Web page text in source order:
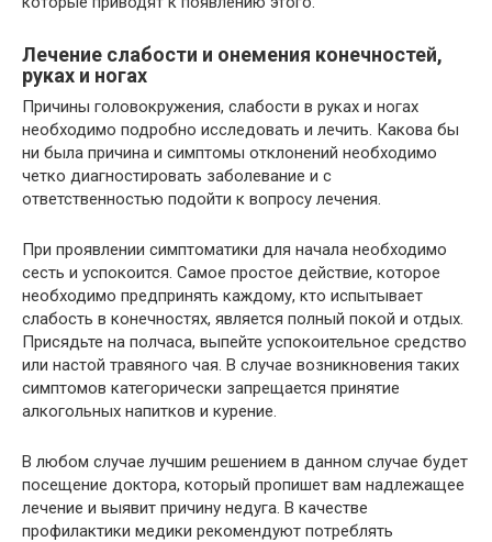
Лечение слабости и онемения конечностей,
руках и ногах
Причины головокружения, слабости в руках и ногах
необходимо подробно исследовать и лечить. Какова бы
ни была причина и симптомы отклонений необходимо
четко диагностировать заболевание и с
ответственностью подойти к вопросу лечения.
При проявлении симптоматики для начала необходимо
сесть и успокоится. Самое простое действие, которое
необходимо предпринять каждому, кто испытывает
слабость в конечностях, является полный покой и отдых.
Присядьте на полчаса, выпейте успокоительное средство
или настой травяного чая. В случае возникновения таких
симптомов категорически запрещается принятие
алкогольных напитков и курение.
В любом случае лучшим решением в данном случае будет
посещение доктора, который пропишет вам надлежащее
лечение и выявит причину недуга. В качестве
профилактики медики рекомендуют потреблять